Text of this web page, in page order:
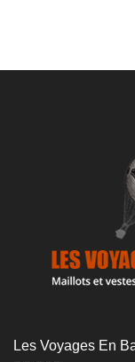
Les Voyages En